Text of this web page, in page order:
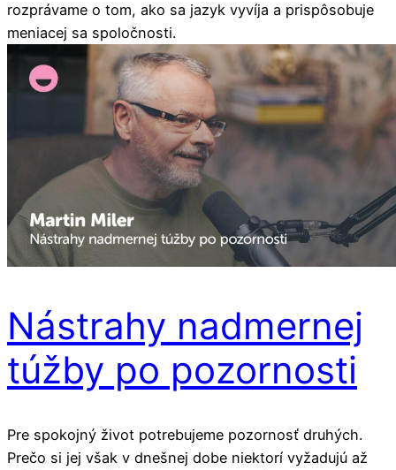
rozprávame o tom, ako sa jazyk vyvíja a prispôsobuje
meniacej sa spoločnosti.
Nástrahy nadmernej
túžby po pozornosti
Pre spokojný život potrebujeme pozornosť druhých.
Prečo si jej však v dnešnej dobe niektorí vyžadujú až